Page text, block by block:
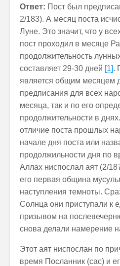
Ответ: Пост был
2/183). А месяц поста
Луне. Это значит, что у
пост проходил в месяце
продолжительность
составляет 29-30 дней [1].
является общим месяцем
предписания для всех
месяца, так и по его
продолжительности в
отличие поста прошлых
начале дня поста или
продолжильности дня по
Аллах ниспослал аят (2/
его первая община
наступления темноты.
Солнца они приступали к
призывом на
снова делали намерение
Этот аят ниспослан по
время Посланник (сас) и